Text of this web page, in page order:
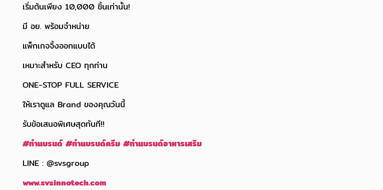
เริ่มต้นเพียง 10,000 ชิ้นเท่านั้น!
มี อย. พร้อมจำหน่าย
แพ็กเกจจิ้งออกแบบได้
เหมาะสำหรับ CEO ทุกท่าน
ONE-STOP FULL SERVICE
ให้เราดูแล Brand ของคุณวันนี้
รับข้อเสนอพิเศษสุดทันที!!
#ทำแบรนด์ #ทำแบรนด์ครีม #ทำแบรนด์อาหารเสริม
LINE : @svsgroup
www.svsinnotech.com